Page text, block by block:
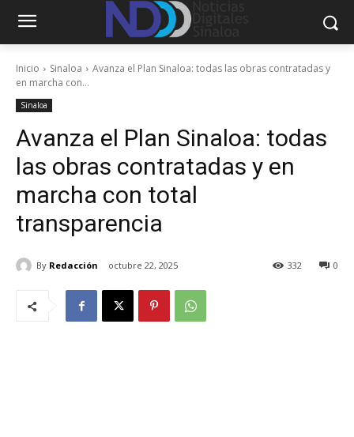
Inicio Sinaloa
Avanza el Plan Sinaloa: todas las obras contratadas y
en marcha con...
Sinaloa
Avanza el Plan Sinaloa: todas
las obras contratadas y en
marcha con total
transparencia
By Redacción octubre 22, 2025 0
332